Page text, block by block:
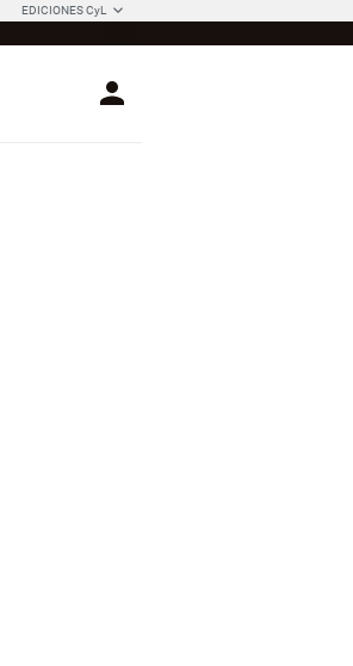
EDICIONES CyL
Login